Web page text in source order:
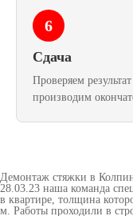
6
Сдача
Проверяем
производим
Демонтаж стяжки в
28.03.23 наша команда
в квартире, толщина
м. Работы проходили в